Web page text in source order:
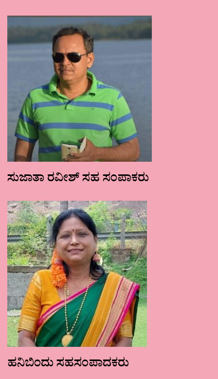
ಸುಜಾತಾ ರವೀಶ್ ಸಹ ಸಂಪಾಕರು
ಹನಿಬಿಂದು ಸಹಸಂಪಾದಕರು